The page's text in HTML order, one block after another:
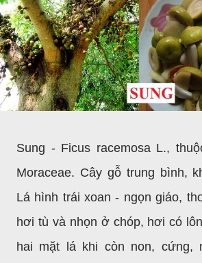
Sung - Ficus racemosa L.,
Moraceae. Cây gỗ trung bình,
Lá hình trái xoan - ngọn giáo,
hơi tù và nhọn ở chóp, hơi có
hai mặt lá khi còn non, cứng,